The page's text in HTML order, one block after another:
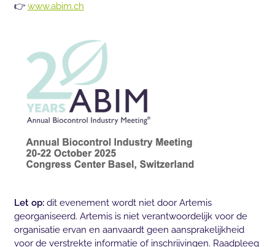
👉 www.abim.ch
Let op:dit evenement wordt niet door Artemis
georganiseerd. Artemis is niet verantwoordelijk voor de
organisatie ervan en aanvaardt geen aansprakelijkheid
voor de verstrekte informatie of inschrijvingen. Raadpleeg